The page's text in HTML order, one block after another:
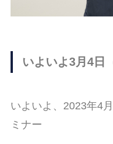
いよいよ3月4日
いよいよ、2023年4
ミナー